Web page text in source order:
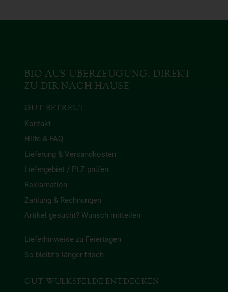
BIO AUS ÜBERZEUGUNG, DIREKT
ZU DIR NACH HAUSE
GUT BETREUT
Kontakt
Hilfe & FAQ
Lieferung & Versandkosten
Liefergebiet / PLZ prüfen
Reklamation
Zahlung & Rechnungen
Artikel gesucht? Wunsch mitteilen
Lieferhinweise zu Feiertagen
So bleibt’s länger frisch
GUT WULKSFELDE ENTDECKEN